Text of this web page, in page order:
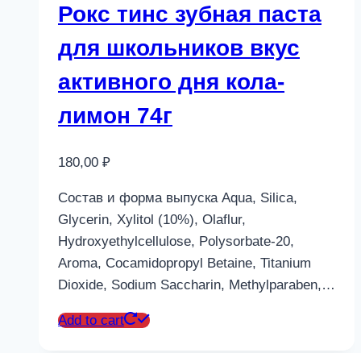
Рокс тинс зубная паста
для школьников вкус
активного дня кола-
лимон 74г
180,00 ₽
Состав и форма выпуска Aqua, Silica,
Glycerin, Xylitol (10%), Olaflur,
Hydroxyethylcellulose, Polysorbate-20,
Aroma, Cocamidopropyl Betaine, Titanium
Dioxide, Sodium Saccharin, Methylparaben,…
Add to cart